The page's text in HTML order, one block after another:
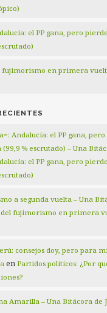
el PP gana, pero
en primera
Andalucía: el PP gana,
% escrutado) – Una
el PP gana, pero
a segunda vuelta – Una
fujimorismo en primera
consejos doy, pero para
en Partidos políticos: ¿Por
Amarilla – Una Bitácora de